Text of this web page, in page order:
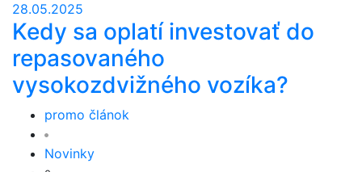
28.05.2025
Kedy sa oplatí investovať do
repasovaného
vysokozdvižného vozíka?
promo článok
Novinky